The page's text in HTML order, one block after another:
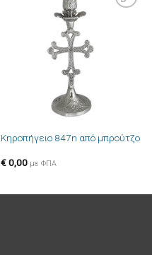
Κηροπήγειο 847n από μπρούτζο
€0,00 με ΦΠΑ